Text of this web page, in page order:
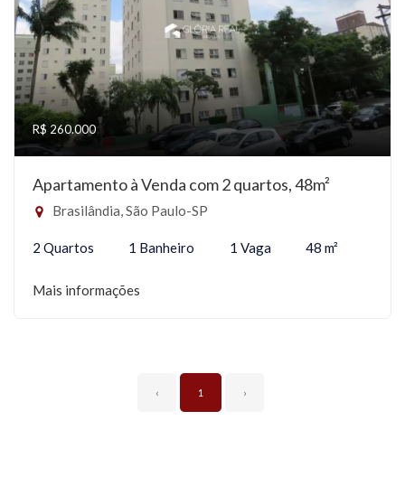
R$ 260.000
Apartamento à Venda com 2 quartos, 48m²
Brasilândia, São Paulo-SP
2 Quartos 1 Banheiro 1 Vaga 48 m²
Mais informações
‹ 1 ›